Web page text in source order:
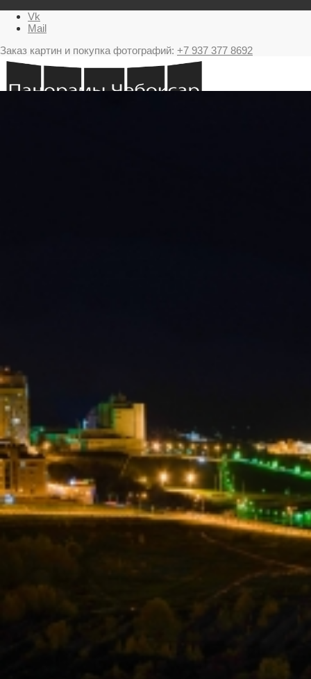
Vk
Mail
Заказ картин и покупка фотографий: +7 937 377 8692
Чебоксарский залив
О нас
Авторы
Как купить или заказать фотографию?
Фото Чебоксар, Новочебоксарска и окрестностей
Каталог фотографий Чебоксар
Чебоксар и окрестностей по временам года